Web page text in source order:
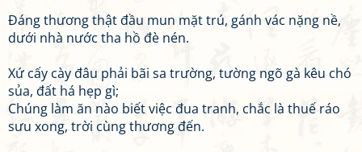
Đáng thương thật đầu mun mặt trú, gánh vác nặng nề,
dưới nhà nước tha hồ đè nén.
Xứ cấy cày đâu phải bãi sa trường, tường ngõ gà kêu chó
sủa, đất há hẹp gì;
Chúng làm ăn nào biết việc đua tranh, chắc là thuế ráo
sưu xong, trời cùng thương đến.